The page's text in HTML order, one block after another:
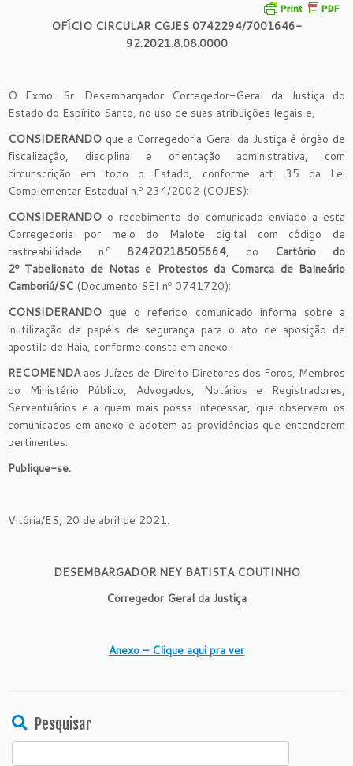
OFÍCIO CIRCULAR CGJES 0742294/7001646-
92.2021.8.08.0000
O Exmo. Sr. Desembargador Corregedor-Geral da Justiça do
Estado do Espírito Santo, no uso de suas atribuições legais e,
CONSIDERANDO que a Corregedoria Geral da Justiça é órgão de
fiscalização, disciplina e orientação administrativa, com
circunscrição em todo o Estado, conforme art. 35 da Lei
Complementar Estadual n.º 234/2002 (COJES);
CONSIDERANDO o recebimento do comunicado enviado a esta
Corregedoria por meio do Malote digital com código de
rastreabilidade n.º 82420218505664, do Cartório do
2º Tabelionato de Notas e Protestos da Comarca de Balneário
Camboriú/SC (Documento SEI nº 0741720);
CONSIDERANDO que o referido comunicado informa sobre a
inutilização de papéis de segurança para o ato de aposição de
apostila de Haia, conforme consta em anexo.
RECOMENDAaos Juízes de Direito Diretores dos Foros, Membros
do Ministério Público, Advogados, Notários e Registradores,
Serventuários e a quem mais possa interessar, que observem os
comunicados em anexo e adotem as providências que entenderem
pertinentes.
Publique-se.
Vitória/ES, 20 de abril de 2021.
DESEMBARGADOR NEY BATISTA COUTINHO
Corregedor Geral da Justiça
Anexo – Clique aqui pra ver
Pesquisar
Search